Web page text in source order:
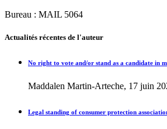
Bureau : MAIL 5064
Actualités récentes de l'auteur
No right to vote and/or stand as a candidate in
Maddalen Martin-Arteche, 17 juin
Legal standing of consumer protection